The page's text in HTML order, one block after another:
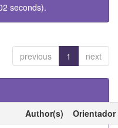
seconds).
previous 1 next
Author(s)
Orientador